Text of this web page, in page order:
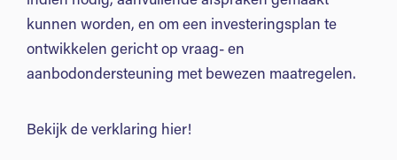
kunnen worden, en om een investeringsplan te
ontwikkelen gericht op vraag- en
aanbodondersteuning met bewezen maatregelen.
Bekijk de verklaring hier!